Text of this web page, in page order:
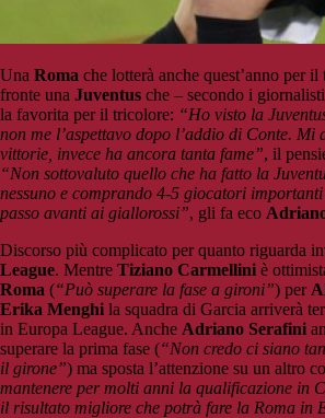
Una Roma che lotterà anche quest’anno per
fronte una Juventus che – secondo i
la favorita per il tricolore: “Ho visto la
non me l’aspettavo dopo l’addio di Conte. Mi
vittorie, invece ha ancora tanta fame”, il
“Non sottovaluto quello che ha fatto la
nessuno e comprando 4-5 giocatori
passo avanti ai giallorossi”, gli fa eco
Discorso più complicato per quanto riguarda
League. Mentre Tiziano Carmellini è
Roma (“Può superare la fase a gironi”) per
Erika Menghi la squadra di Garcia arriverà
in Europa League. Anche Adriano Serafini
superare la prima fase (“Non credo ci siano
il girone”) ma sposta l’attenzione su un altro
mantenere per molti anni la qualificazione in
il risultato migliore che potrà fare la Roma in